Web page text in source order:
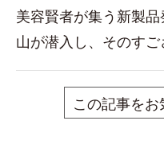
美容賢者が集う新製
山が潜入し、そのすご
この記事を